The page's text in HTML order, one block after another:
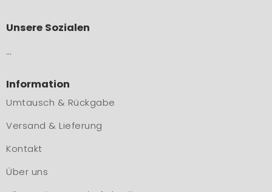
Unsere Sozialen
…
Information
Umtausch & Rückgabe
Versand & Lieferung
Kontakt
Über uns